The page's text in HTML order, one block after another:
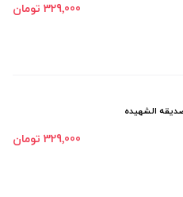
329٬000 تومان
الشهیده
329٬000 تومان